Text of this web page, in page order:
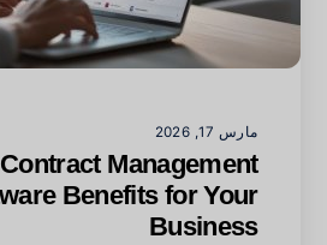
مارس 17, 2026
Management
Benefits for Your
Business